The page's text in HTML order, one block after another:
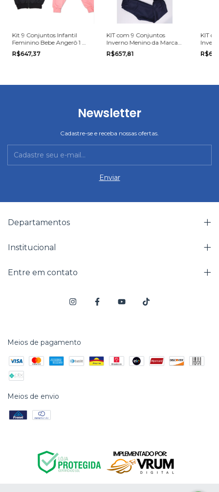
Kit 9 Conjuntos Infantil
Feminino Bebe Angerô 1 ao
3 Inverno
R$647,37
KIT com 9 Conjuntos
Inverno Menino da Marca
Marlan na grade do 4 ao 8.
R$657,81
KIT
Newsletter
Cadastre-se e receba nossas ofertas.
Departamentos
Institucional
Entre em contato
Meios de pagamento
Meios de envio